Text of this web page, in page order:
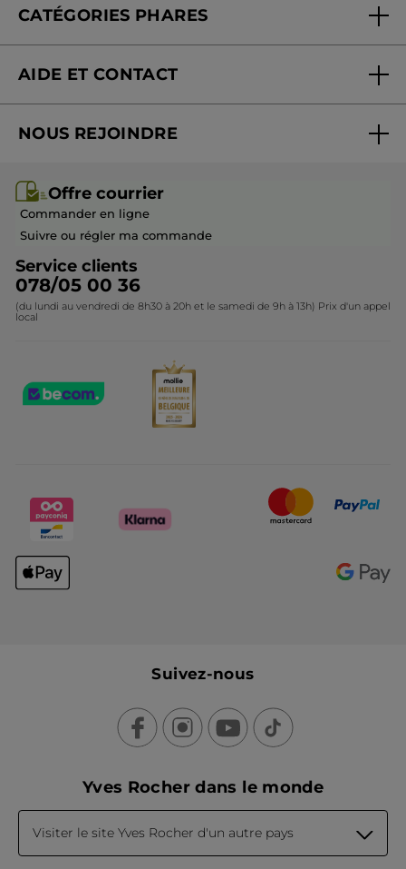
Blog Act Beautiful
CATÉGORIES PHARES
Promotions
Idées cadeaux
Collection de Noël
AIDE ET CONTACT
Mes cadeaux
Questions & Réponses
Contactez-nous
NOUS REJOINDRE
Devenir franchisé ou gérant
Offre courrier
Commander en ligne
Suivre ou régler ma commande
Service clients
078/05 00 36
(du lundi au vendredi de 8h30 à 20h et le samedi de 9h à 13h) Prix d'un appel
local
Suivez-nous
Yves Rocher dans le monde
Visiter le site Yves Rocher d'un autre pays